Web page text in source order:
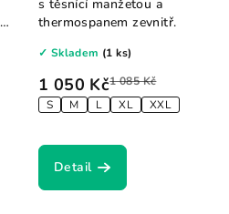
1 050 Kč1 085 Kč
S
M L XL XXL
✓ Skladem (1 ks)
Detail
s těsnící manžetou a
thermospanem zevnitř.